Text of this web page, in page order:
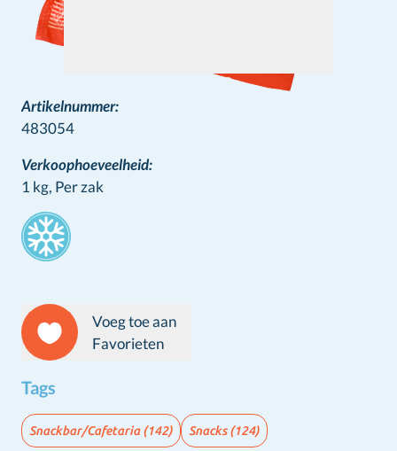
Artikelnummer:
483054
Verkoophoeveelheid:
1 kg, Per zak
Stamps
Voeg toe aan
Favorieten
Tags
Snackbar/Cafetaria(142) Snacks(124)